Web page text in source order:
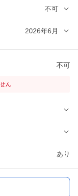
不可
2026年6月
不可
ん
あり